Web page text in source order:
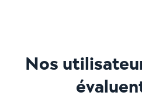
Nos